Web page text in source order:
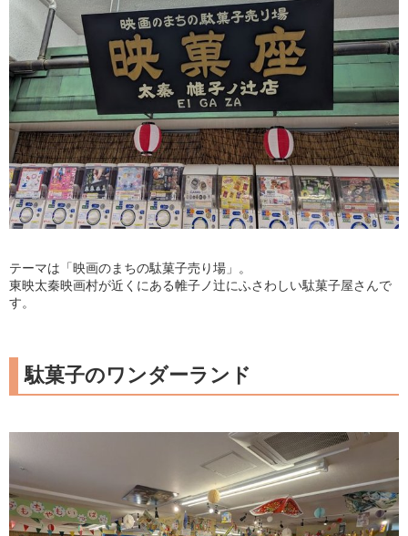
テーマは「映画のまちの駄菓子売り場」。
東映太秦映画村が近くにある帷子ノ辻にふさわしい駄菓子屋さんで
す。
駄菓子のワンダーランド